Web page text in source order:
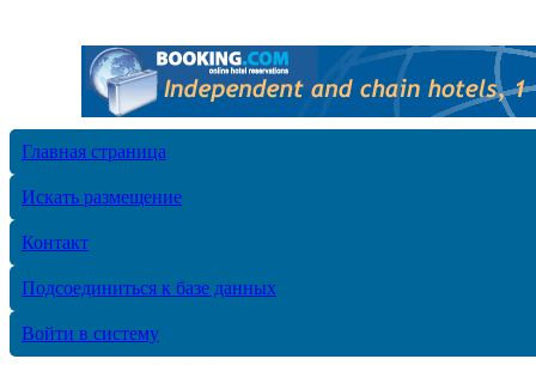
Главная страница
Искать размещение
Контакт
Подсоединиться к базе данных
Войти в систему